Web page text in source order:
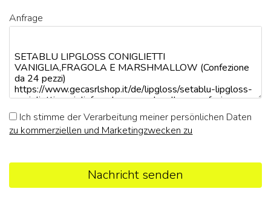
Anfrage
Ich stimme der Verarbeitung meiner persönlichen Daten
zu kommerziellen und Marketingzwecken zu
Nachricht senden